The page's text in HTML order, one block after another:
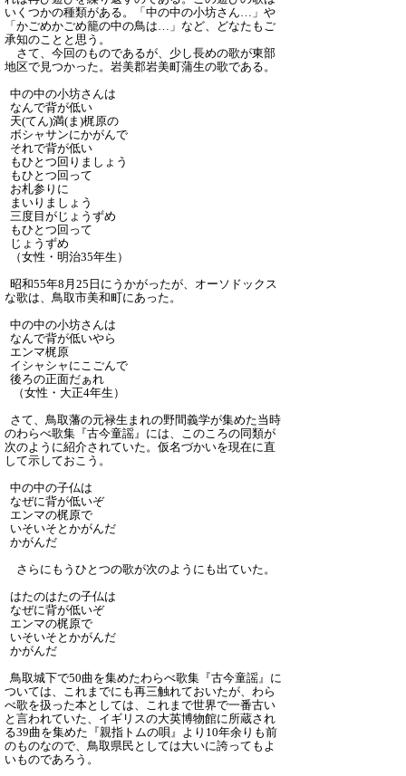
いくつかの種類がある。「中の中の小坊さん…」や
「かごめかごめ籠の中の鳥は…」など、どなたもご
承知のことと思う。
さて、今回のものであるが、少し長めの歌が東部
地区で見つかった。岩美郡岩美町蒲生の歌である。
中の中の小坊さんは
なんで背が低い
天(てん)満(ま)梶原の
ボシャサンにかがんで
それで背が低い
もひとつ回りましょう
もひとつ回って
お札参りに
まいりましょう
三度目がじょうずめ
もひとつ回って
じょうずめ
（女性・明治35年生）
昭和55年8月25日にうかがったが、オーソドックス
な歌は、鳥取市美和町にあった。
中の中の小坊さんは
なんで背が低いやら
エンマ梶原
イシャシャにこごんで
後ろの正面だぁれ
（女性・大正4年生）
さて、鳥取藩の元禄生まれの野間義学が集めた当時
のわらべ歌集『古今童謡』には、このころの同類が
次のように紹介されていた。仮名づかいを現在に直
して示しておこう。
中の中の子仏は
なぜに背が低いぞ
エンマの梶原で
いそいそとかがんだ
かがんだ
さらにもうひとつの歌が次のようにも出ていた。
はたのはたの子仏は
なぜに背が低いぞ
エンマの梶原で
いそいそとかがんだ
かがんだ
鳥取城下で50曲を集めたわらべ歌集『古今童謡』に
ついては、これまでにも再三触れておいたが、わら
べ歌を扱った本としては、これまで世界で一番古い
と言われていた、イギリスの大英博物館に所蔵され
る39曲を集めた『親指トムの唄』より10年余りも前
のものなので、鳥取県民としては大いに誇ってもよ
いものであろう。